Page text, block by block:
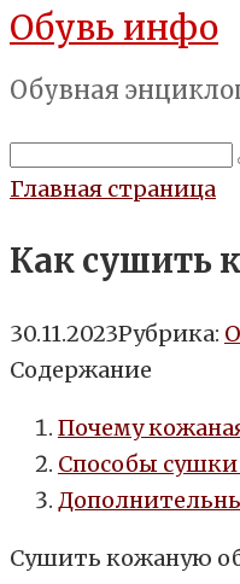
Перейти
контенту
Обувь инфо
Обувная
Поиск:
Главная страница
Как сушить
30.11.2023Рубрика:
Содержание
Почему
Способы
Сушить кожаную